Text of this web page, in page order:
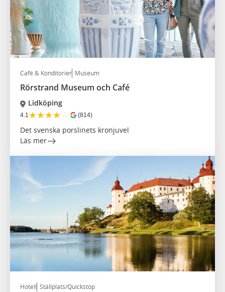
Café & Konditorier Museum
Rörstrand Museum och Café
Lidköping
4.1★★★★☆ (814)
Det svenska porslinets kronjuvel
Läs mer
Hotell Ställplats/Quickstop